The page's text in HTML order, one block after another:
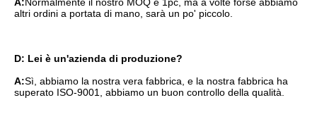
altri ordini a portata di mano, sarà un po' piccolo.
D: Lei è un'azienda di produzione?
A:Sì, abbiamo la nostra vera fabbrica, e la nostra fabbrica ha
superato ISO-9001, abbiamo un buon controllo della qualità.